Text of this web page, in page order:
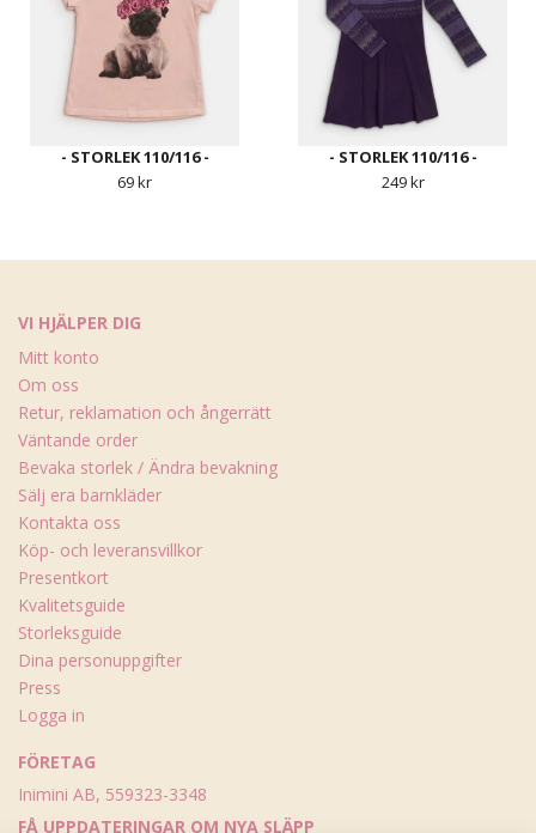
- STORLEK 110/116 -
69 kr
- STORLEK 110/116 -
249 kr
VI HJÄLPER DIG
Mitt konto
Om oss
Retur, reklamation och ångerrätt
Väntande order
Bevaka storlek / Ändra bevakning
Sälj era barnkläder
Kontakta oss
Köp- och leveransvillkor
Presentkort
Kvalitetsguide
Storleksguide
Dina personuppgifter
Press
Logga in
FÖRETAG
Inimini AB, 559323-3348
FÅ UPPDATERINGAR OM NYA SLÄPP